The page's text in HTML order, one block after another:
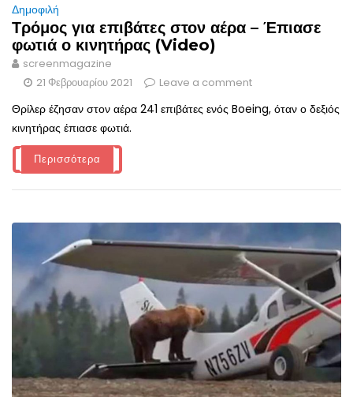
Δημοφιλή
Τρόμος για επιβάτες στον αέρα – Έπιασε
φωτιά ο κινητήρας (Video)
screenmagazine
21 Φεβρουαρίου 2021
Leave a comment
Θρίλερ έζησαν στον αέρα 241 επιβάτες ενός Boeing, όταν ο δεξιός
κινητήρας έπιασε φωτιά.
Περισσότερα